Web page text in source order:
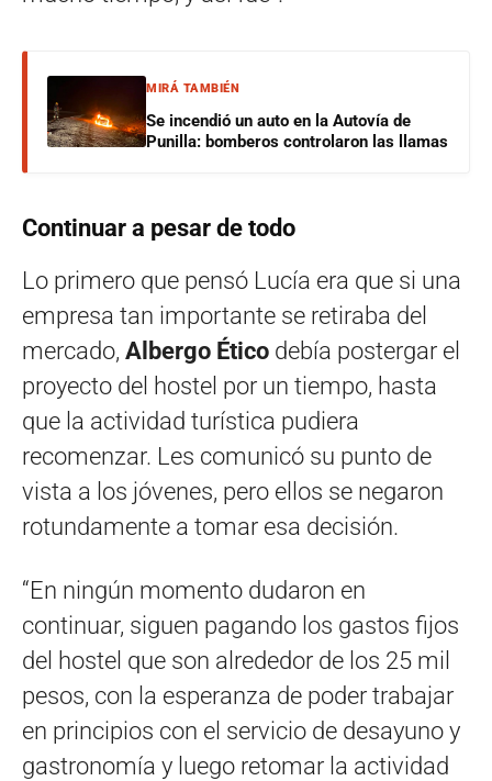
MIRÁ TAMBIÉN
Se incendió un auto en la Autovía de
Punilla: bomberos controlaron las llamas
Continuar a pesar de todo
Lo primero que pensó Lucía era que si una
empresa tan importante se retiraba del
mercado, Albergo Ético debía postergar el
proyecto del hostel por un tiempo, hasta
que la actividad turística pudiera
recomenzar. Les comunicó su punto de
vista a los jóvenes, pero ellos se negaron
rotundamente a tomar esa decisión.
“En ningún momento dudaron en
continuar, siguen pagando los gastos fijos
del hostel que son alrededor de los 25 mil
pesos, con la esperanza de poder trabajar
en principios con el servicio de desayuno y
gastronomía y luego retomar la actividad